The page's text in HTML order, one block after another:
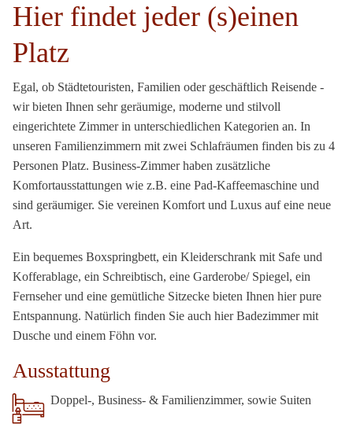
Hier findet jeder (s)einen
Platz
Egal, ob Städtetouristen, Familien oder geschäftlich Reisende -
wir bieten Ihnen sehr geräumige, moderne und stilvoll
eingerichtete Zimmer in unterschiedlichen Kategorien an. In
unseren Familienzimmern mit zwei Schlafräumen finden bis zu 4
Personen Platz. Business-Zimmer haben zusätzliche
Komfortausstattungen wie z.B. eine Pad-Kaffeemaschine und
sind geräumiger. Sie vereinen Komfort und Luxus auf eine neue
Art.
Ein bequemes Boxspringbett, ein Kleiderschrank mit Safe und
Kofferablage, ein Schreibtisch, eine Garderobe/ Spiegel, ein
Fernseher und eine gemütliche Sitzecke bieten Ihnen hier pure
Entspannung. Natürlich finden Sie auch hier Badezimmer mit
Dusche und einem Föhn vor.
Ausstattung
Doppel-, Business- & Familienzimmer, sowie Suiten